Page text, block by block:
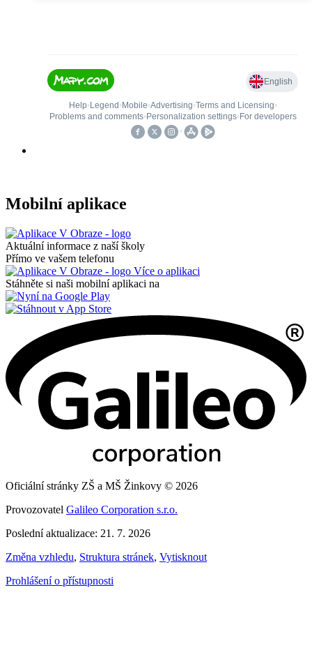
Mobilní aplikace
Aktuální informace z naší školy
Přímo ve vašem telefonu
Více o aplikaci
Stáhněte si naši mobilní aplikaci na
Oficiální stránky ZŠ a MŠ Žinkovy © 2026
Provozovatel Galileo Corporation s.r.o.
Poslední aktualizace: 21. 7. 2026
Změna vzhledu, Struktura stránek, Vytisknout
Prohlášení o přístupnosti